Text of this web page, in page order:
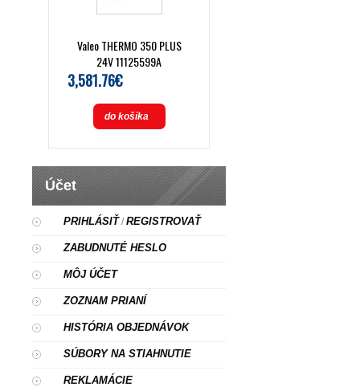
Valeo THERMO 350 PLUS
24V 11125599A
3,581.76€
do košíka
Účet
PRIHLÁSIŤ/REGISTROVAŤ
ZABUDNUTÉ HESLO
MÔJ ÚČET
ZOZNAM PRIANÍ
HISTÓRIA OBJEDNÁVOK
SÚBORY NA STIAHNUTIE
REKLAMÁCIE